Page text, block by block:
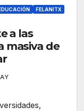
FELANITX
a las
masiva de